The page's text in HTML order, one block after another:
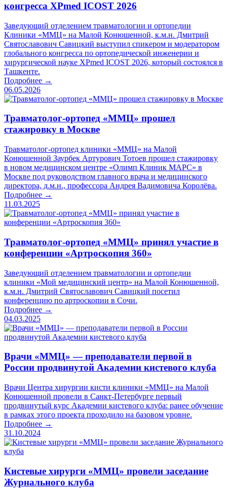
конгресса XPmed ICOST 2026
Заведующий отделением травматологии и ортопедии
Клиники «ММЦ» на Малой Конюшенной, к.м.н. Дмитрий
Святославович Савицкий выступил спикером и модератором
глобального конгресса по ортопедической инженерии и
хирургической науке XPmed ICOST 2026, который состоялся в
Ташкенте.
Подробнее →
06.05.2026
Травматолог-ортопед «ММЦ» прошел
стажировку в Москве
Травматолог-ортопед клиники «ММЦ» на Малой
Конюшенной Заурбек Артурович Тотоев прошел стажировку
в новом медицинском центре «Олимп Клиник МАРС» в
Москве под руководством главного врача и медицинского
директора, д.м.н., профессора Андрея Вадимовича Королёва.
Подробнее →
11.03.2025
Травматолог-ортопед «ММЦ» принял участие в
конференции «Артроскопия 360»
Заведующий отделением травматологии и ортопедии
клиники «Мой медицинский центр» на Малой Конюшенной,
к.м.н. Дмитрий Святославович Савицкий посетил
конференцию по артроскопии в Сочи.
Подробнее →
04.03.2025
Врачи «ММЦ» — преподаватели первой в
России продвинутой Академии кистевого клуба
Врачи Центра хирургии кисти клиники «ММЦ» на Малой
Конюшенной провели в Санкт-Петербурге первый
продвинутый курс Академии кистевого клуба: ранее обучение
в рамках этого проекта проходило на базовом уровне.
Подробнее →
31.10.2024
Кистевые хирурги «ММЦ» провели заседание
Журнального клуба